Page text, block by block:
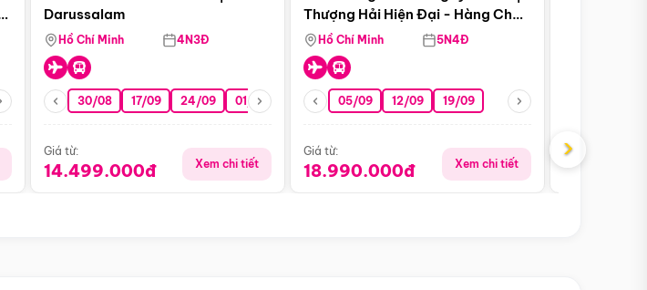
Darussalam
Hồ Chí Minh 4N3Đ
30/08 17/09 24/09 01/10 15/10 29/10
Giá từ:
14.499.000đ Xem chi tiết
Thượng Hải Hiện Đại - Hàng Châu
Nên Thơ - Ô Trấn Cổ Kính
Hồ Chí Minh 5N4Đ
05/09 12/09 19/09
Giá từ:
18.990.000đ Xem chi tiết
Giá từ:
›